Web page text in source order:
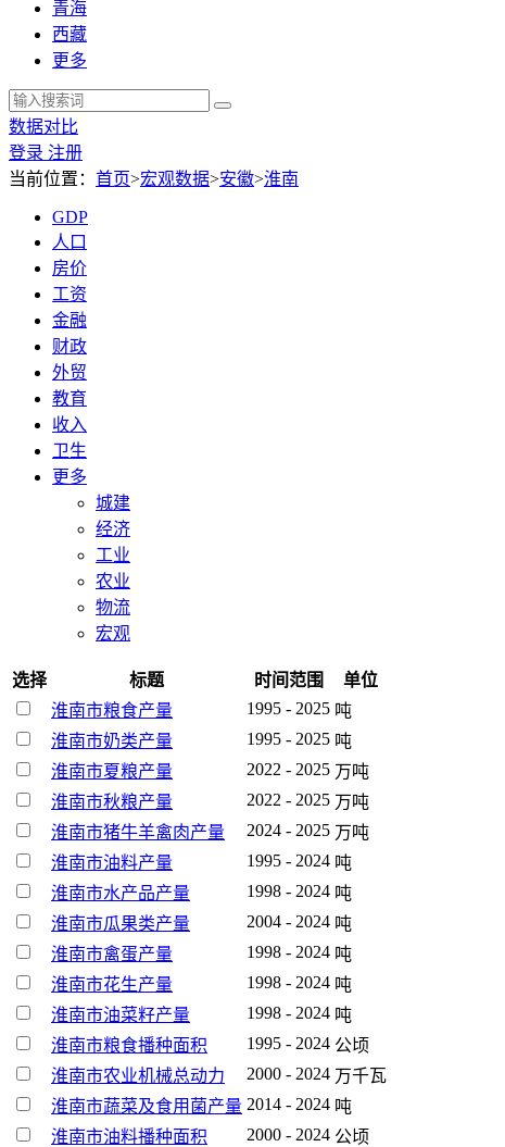
青海
西藏
更多
数据对比
登录 注册
当前位置： 首页>宏观数据>安徽>淮南
GDP
人口
房价
工资
金融
财政
外贸
教育
收入
卫生
更多
城建
经济
工业
农业
物流
宏观
选择 标题 时间范围
单位
淮南市粮食产量
1995 - 2025 吨
淮南市奶类产量
1995 - 2025 吨
淮南市夏粮产量
2022 - 2025 万吨
淮南市秋粮产量
2022 - 2025 万吨
淮南市猪牛羊禽肉产量
2024 - 2025 万吨
淮南市油料产量
1995 - 2024 吨
淮南市水产品产量
1998 - 2024 吨
淮南市瓜果类产量
2004 - 2024 吨
淮南市禽蛋产量
1998 - 2024 吨
淮南市花生产量
1998 - 2024 吨
淮南市油菜籽产量
1998 - 2024 吨
淮南市粮食播种面积
1995 - 2024 公顷
淮南市农业机械总动力
2000 - 2024 万千瓦
淮南市蔬菜及食用菌产量 2014 - 2024 吨
淮南市油料播种面积
2000 - 2024 公顷